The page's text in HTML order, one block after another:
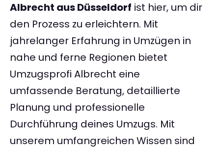
Albrecht aus Düsseldorf ist hier, um dir
den Prozess zu erleichtern. Mit
jahrelanger Erfahrung in Umzügen in
nahe und ferne Regionen bietet
Umzugsprofi Albrecht eine
umfassende Beratung, detaillierte
Planung und professionelle
Durchführung deines Umzugs. Mit
unserem umfangreichen Wissen sind